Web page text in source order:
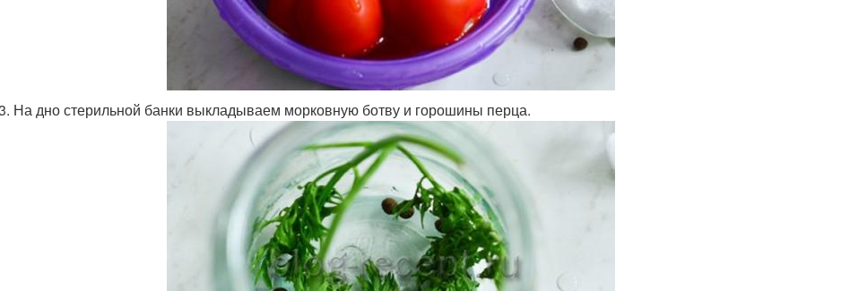
На дно стерильной банки выкладываем морковную ботву и горошины перца.